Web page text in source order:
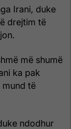
Irani, duke
drejtim të
më shumë
ka pak
mund të
ndodhur